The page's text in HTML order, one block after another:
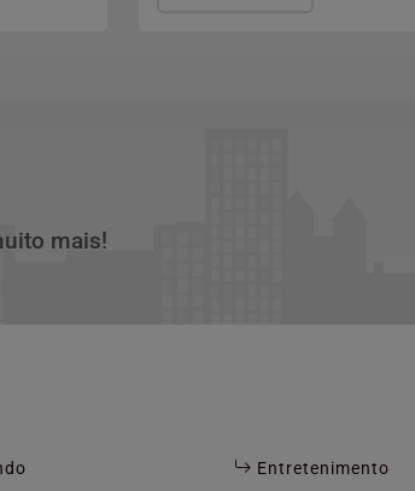
mais!
Entretenimento